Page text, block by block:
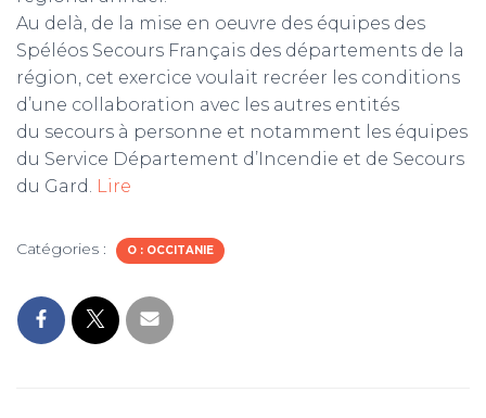
m
Au delà, de la mise en oeuvre des équipes des
Spéléos Secours Français des départements de la
région, cet exercice voulait recréer les conditions
d’une collaboration avec les autres entités
du secours à personne et notamment les équipes
du Service Département d’Incendie et de Secours
du Gard. Lire
Catégories : O : OCCITANIE